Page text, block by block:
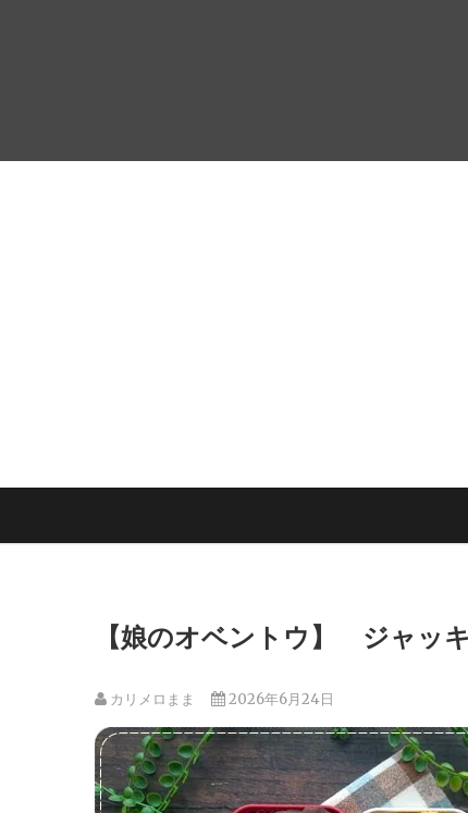
【娘のオベントウ】 ジャ
カリメロまま 2026年6月24日